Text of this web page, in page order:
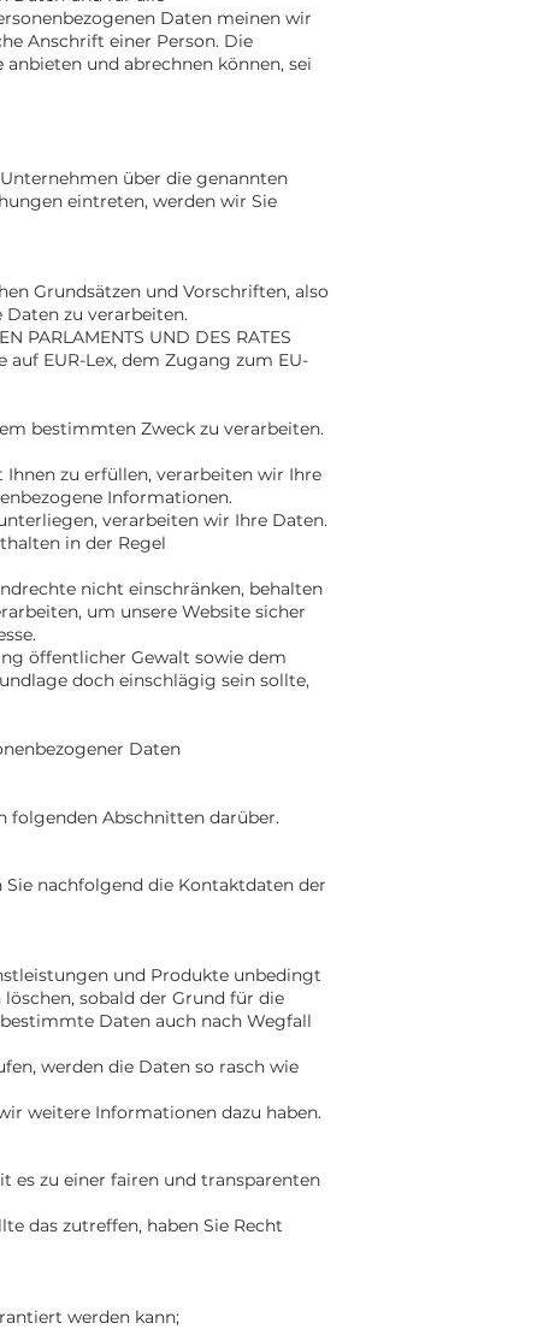
Daten meinen wir
Anschrift einer Person. Die
und abrechnen können, sei
über die genannten
eintreten, werden wir Sie
Grundsätzen und Vorschriften, also
zu verarbeiten.
PARLAMENTS UND DES RATES
EUR-Lex, dem Zugang zum EU-
bestimmten Zweck zu verarbeiten.
zu erfüllen, verarbeiten wir Ihre
Informationen.
verarbeiten wir Ihre Daten.
in der Regel
nicht einschränken, behalten
um unsere Website sicher
öffentlicher Gewalt sowie dem
doch einschlägig sein sollte,
Daten
folgenden Abschnitten darüber.
nachfolgend die Kontaktdaten der
und Produkte unbedingt
sobald der Grund für die
Daten auch nach Wegfall
werden die Daten so rasch wie
weitere Informationen dazu haben.
es zu einer fairen und transparenten
das zutreffen, haben Sie Recht
werden kann;